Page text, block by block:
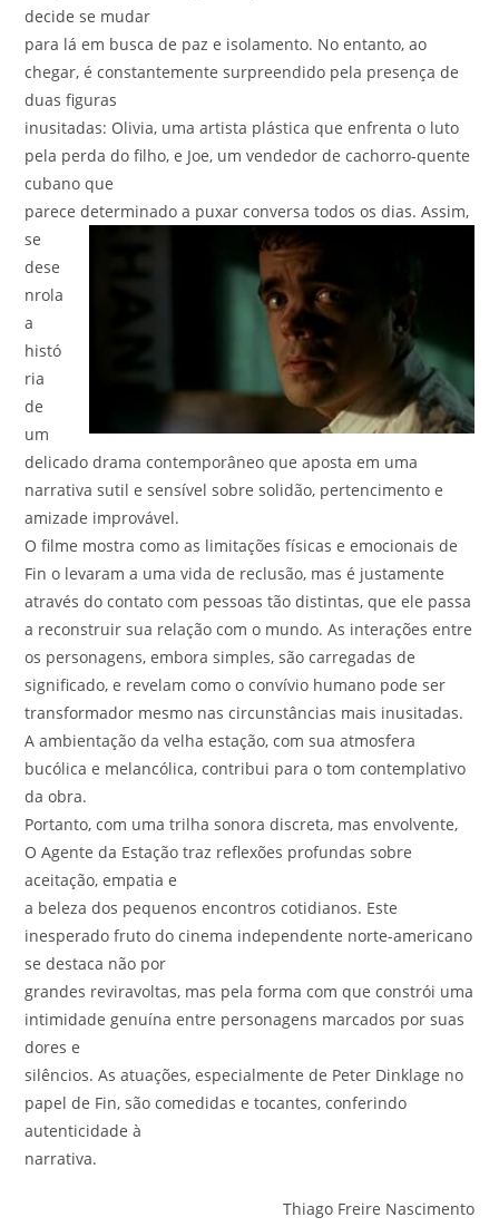
decide se mudar
para lá em busca de paz e isolamento. No entanto, ao
chegar, é constantemente surpreendido pela presença de
duas figuras
inusitadas: Olivia, uma artista plástica que enfrenta o luto
pela perda do filho, e Joe, um vendedor de cachorro-quente
cubano que
parece determinado a puxar conversa todos os dias.Assim,
se
dese
nrola
a
histó
ria
de
um
delicado drama contemporâneo que aposta em uma
narrativa sutil e sensível sobre solidão, pertencimento e
amizade improvável.
O filme mostra como as limitações físicas e emocionais de
Fin o levaram a uma vida de reclusão, mas é justamente
através do contato com pessoas tão distintas, que ele passa
a reconstruir sua relação com o mundo. As interações entre
os personagens, embora simples, são carregadas de
significado, e revelam como o convívio humano pode ser
transformador mesmo nas circunstâncias mais inusitadas.
A ambientação da velha estação, com sua atmosfera
bucólica e melancólica, contribui para o tom contemplativo
da obra.
Portanto, com uma trilha sonora discreta, mas envolvente,
O Agente da Estação traz reflexões profundas sobre
aceitação, empatia e
a beleza dos pequenos encontros cotidianos. Este
inesperado fruto do cinema independente norte-americano
se destaca não por
grandes reviravoltas, mas pela forma com que constrói uma
intimidade genuína entre personagens marcados por suas
dores e
silêncios. As atuações, especialmente de Peter Dinklage no
papel de Fin, são comedidas e tocantes, conferindo
autenticidade à
narrativa.
Thiago Freire Nascimento